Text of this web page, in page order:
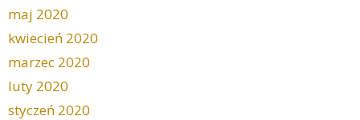
maj 2020
kwiecień 2020
marzec 2020
luty 2020
styczeń 2020